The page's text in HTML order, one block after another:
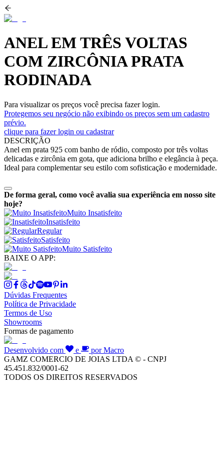
ANEL EM TRÊS VOLTAS
COM ZIRCÔNIA PRATA
RODINADA
Para visualizar os preços você precisa fazer login.
Protegemos seu negócio não exibindo os preços sem um cadastro
prévio.
clique para fazer login ou cadastrar
DESCRIÇÃO
Anel em prata 925 com banho de ródio, composto por três voltas
delicadas e zircônia em gota, que adiciona brilho e elegância à peça.
Ideal para complementar seu estilo com sofisticação e modernidade.
De forma geral, como você avalia sua experiência em nosso site
hoje?
Muito Insatisfeito
Insatisfeito
Regular
Satisfeito
Muito Satisfeito
BAIXE O APP:
Dúvidas Frequentes
Política de Privacidade
Termos de Uso
Showrooms
Formas de pagamento
Desenvolvido com e
por Macro
GAMZ COMERCIO DE JOIAS LTDA © - CNPJ
45.451.832/0001-62
TODOS OS DIREITOS RESERVADOS